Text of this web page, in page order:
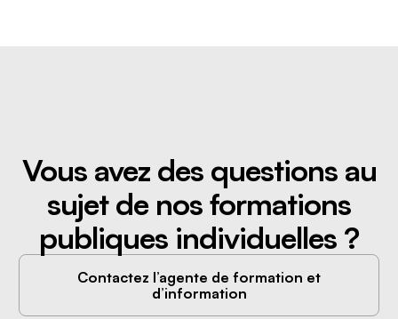
Vous avez des questions au
sujet de nos formations
publiques individuelles ?
Contactez l’agente de formation et
d’information